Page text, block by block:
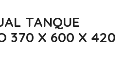
TANQUE
370 X 600 X 420